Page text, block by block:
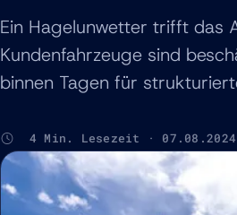
Ein Hagelunwetter trifft das
Kundenfahrzeuge sind
binnen Tagen für
4 Min. Lesezeit · 07.08.2024